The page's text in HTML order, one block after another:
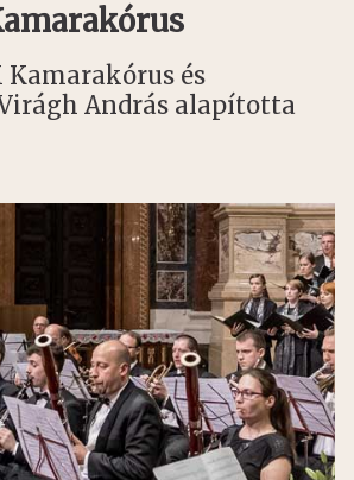
Kamarakórus és
András alapította